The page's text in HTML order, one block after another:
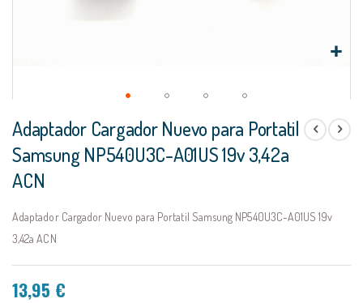
al
comienzo
de
la
galería
de
imágenes
Adaptador Cargador Nuevo para Portatil
Samsung NP540U3C-A01US 19v 3,42a
ACN
Adaptador Cargador Nuevo para Portatil Samsung NP540U3C-A01US 19v
3,42a ACN
13,95 €